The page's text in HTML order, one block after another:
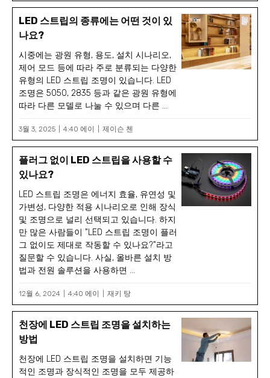
LED 스트립의 종류에는 어떤 것이 있
나요?
시중에는 광원 유형, 용도, 설치 시나리오,
제어 모드 등에 따라 주로 분류되는 다양한
유형의 LED 스트립 조명이 있습니다. LED
조명은 5050, 2835 등과 같은 광원 유형에
따라 다른 모델로 나눌 수 있으며 다른 ...
3월 3, 2025 4:40 에이 제이슨 첸
플러그 없이 LED 스트립을 사용할 수
있나요?
LED 스트립 조명은 에너지 효율, 유연성 및
가변성, 다양한 적용 시나리오로 인해 장식
및 조명으로 널리 선택되고 있습니다. 하지
만 많은 사람들이 "LED 스트립 조명이 플러
그 없이도 제대로 작동할 수 있나요?"라고
질문할 수 있습니다. 사실, 올바른 설치 방
법과 전원 솔루션을 사용하면 ...
12월 6, 2024 4:40 에이 재키 탕
천장에 LED 스트립 조명을 설치하는
방법
천장에 LED 스트립 조명을 설치하면 기능
적인 조명과 장식적인 조명을 모두 제공하